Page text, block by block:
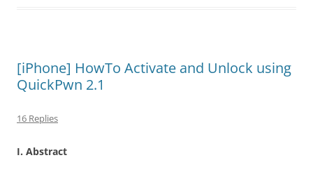
[iPhone] HowTo Activate and Unlock using
QuickPwn 2.1
16 Replies
I. Abstract